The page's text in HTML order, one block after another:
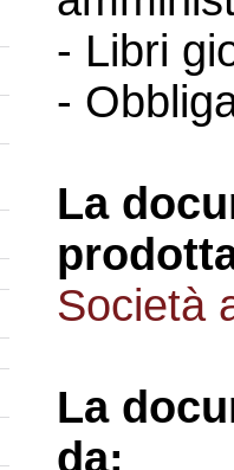
- Libri
-
La
Società
La
da: